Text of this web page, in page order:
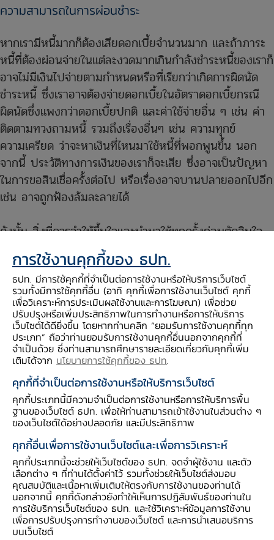
ความสามารถในการผ่อนชำระ​
หากเรามีหนี้มากก็ต้องเสียดอกเบี้ยจำนวนมาก และถ้าภาระ
หนี้ที่ต้องผ่อนจ่ายในแต่ละงวดมากเกินกำลังชำระหนี้ของเราก็
อาจไม่มีเงินไปจ่ายตามกำหนดหรือที่เรียกว่าเกิดการผิดนัด
ชำระหนี้ ซึ่งเราอาจต้องจ่ายดอกเบี้ยในอัตราดอกเบี้ยกรณี
ผิดนัดซึ่งแพงกว่าดอกเบี้ยปกติ และค่าใช้จ่ายอื่น ๆ เช่น ค่า
ติดตามทวงถามหนี้ รวมถึงเรื่องอื่นๆ เช่น ความทุกข์
ความเครียด ว่าจะหาเงินที่ไหนมาใช้หนี้ที่พอกพูนขึ้น นอก​
จากนี้ ประวัติทางการเงินของเราก็จะเสีย ซึ่งอาจเป็นปัญหา
ในการขอสินเชื่อครั้งต่อไป หรือเรื่องอาจบานปลายออกไปอีก
เช่น อาจถูกฟ้องล้มละลายได้
ดังนั้น สิ่งที่ควรจำให้ขึ้นใจและนำมาใช้ทุกครั้งก่อนตัดสินใจ
เป็นหนี้ก็คือ ควรพิจารณาว่าเรามีความสามารถในการผ่อน
ชำระมากน้อยแค่ไหน ซึ่งสัดส่วนการผ่อนชำระหนี้ทั้งหมดใน
แต่ละเดือนไม่ควรเกิน 1 ใน 3 ของรายได้ต่อเดือนเพื่อให้เรา
ไม่มีภาระหนี้และความหนักใจมากจนเกินไป รวมทั้งมีเงินใช้
สำหรับเรื่องอื่นในชีวิต เช่น ออมเพื่อวันข้างหน้า ซื้อสินค้า
และบริการที่จำเป็นต้องใช้ในปัจจุบัน
ประเภทของสินเชื่อ
สินเชื่อมีหลากหลายประเภทมีลักษณะและวัตถุประสงค์ที่แตก
ต่างกัน เราจึงควรพิจารณาประเภทของสินเชื่อที่เหมาะกับ
ความจำเป็นในการใช้เงินของเราซึ่งสามารถหาข้อมูลเพิ่มเติม
ได้จากเนื้อหาเรื่องสินเชื่อ และข้อมูลจากสถาบันการเงินต่าง
อัตราดอกเบี้ยและวิธีการคิดดอกเบี้ย
การใช้งานคุกกี้ของ ธปท.
ธปท. มีการใช้คุกกี้ที่จำเป็นต่อการใช้งานหรือให้บริการเว็บไซต์
รวมทั้งมีการใช้คุกกี้อื่น (อาทิ คุกกี้เพื่อการใช้งานเว็บไซต์ คุกกี้
เพื่อวิเคราะห์การประเมินผลใช้งานและการโฆษณา) เพื่อช่วย
ปรับปรุงหรือเพิ่มประสิทธิภาพในการทำงานหรือการให้บริการ
เว็บไซต์ได้ดียิ่งขึ้น โดยหากท่านคลิก “ยอมรับการใช้งานคุกกี้ทุก
ประเภท” ถือว่าท่านยอมรับการใช้งานคุกกี้อื่นนอกจากคุกกี้ที่
จำเป็นด้วย ซึ่งท่านสามารถศึกษารายละเอียดเกี่ยวกับคุกกี้เพิ่ม
เติมได้จาก นโยบายการใช้คุกกี้ของ ธปท.
คุกกี้ที่จำเป็นต่อการใช้งานหรือให้บริการเว็บไซต์
คุกกี้ประเภทนี้มีความจำเป็นต่อการใช้งานหรือการให้บริการพื้น
ฐานของเว็บไซต์ ธปท. เพื่อให้ท่านสามารถเข้าใช้งานในส่วนต่าง ๆ
ของเว็บไซต์ได้อย่างปลอดภัย และมีประสิทธิภาพ
คุกกี้อื่นเพื่อการใช้งานเว็บไซต์และเพื่อการวิเคราะห์
คุกกี้ประเภทนี้จะช่วยให้เว็บไซต์ของ ธปท. จดจำผู้ใช้งาน และตัว
เลือกต่าง ๆ ที่ท่านได้ตั้งค่าไว้ รวมทั้งช่วยให้เว็บไซต์ส่งมอบ
คุณสมบัติและเนื้อหาเพิ่มเติมให้ตรงกับการใช้งานของท่านได้
นอกจากนี้ คุกกี้ดังกล่าวยังทำให้เห็นการปฏิสัมพันธ์ของท่านใน
การใช้บริการเว็บไซต์ของ ธปท. และใช้วิเคราะห์ข้อมูลการใช้งาน
เพื่อการปรับปรุงการทำงานของเว็บไซต์ และการนำเสนอบริการ
บนเว็บไซต์